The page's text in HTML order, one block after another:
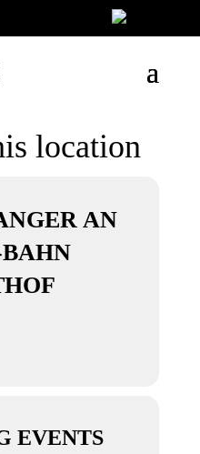
location
AN
EVENTS